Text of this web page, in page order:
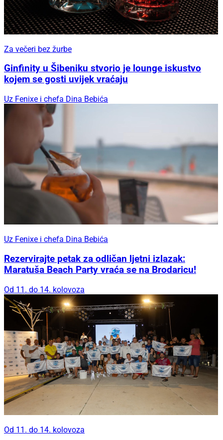
Za večeri bez žurbe
Ginfinity u Šibeniku stvorio je lounge iskustvo
kojem se gosti uvijek vraćaju
Uz Fenixe i chefa Dina Bebića
Uz Fenixe i chefa Dina Bebića
Rezervirajte petak za odličan ljetni izlazak:
Maratuša Beach Party vraća se na Brodaricu!
Od 11. do 14. kolovoza
Od 11. do 14. kolovoza